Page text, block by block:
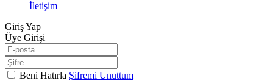
İletişim
Giriş Yap
Üye Girişi
Beni Hatırla Şifremi Unuttum